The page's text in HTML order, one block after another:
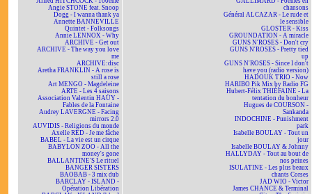
Angie STONE feat. Snoop
Dogg - I wanna thank ya
Annette BANNEVILLE
Quintet - Folksongs
Annie LENNOX - Why
ARCHIVE - Get out
ARCHIVE - The way you love
me
ARCHIVE:disc
Aretha FRANKLIN - A rose is
still a rose
Art MENGO - Magdeleine
ARTE - Les 4 saisons
Association Valentin HAÜY -
Fables de la Fontaine
Audrey LAVERGNE - Facing
mirrors 2.0
AUVIDIS - Religions du monde
Axelle RED - Je me fâche
BABEL - La vie est un cirque
BABYLON ZOO - All the
money's gone
BALLANTINE'S Le rituel
BANGER SISTERS
BAOBAB - 3 mix dub
BARCLAY - ISLAND -
Opération Libération
chansons
Général ALCAZAR - Le rude et
le sensible
GLOSTER - Kiss
GROUNDATION - A miracle
GUNS N'ROSES - Don't cry
GUNS N'ROSES - Pretty tied
up
GUNS N'ROSES - Since I don't
have you (radio version)
HADOUK TRIO - Now
HARIBO Pik Mix by Radio FG
Hubert-Félix THIÉFAINE - La
tentation du bonheur
Hugues de COURSON -
Sankanda
INDOCHINE - Punishment
park
Isabelle BOULAY - Tout un
jour
Isabelle BOULAY & Johnny
HALLYDAY - Tout au bout de
nos peines
ISULATINE - Les plus beaux
chants Corses
JAD WIO - Victor
James CHANCE & Terminal